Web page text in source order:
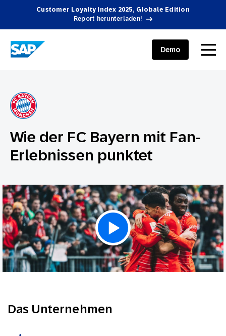
Customer Loyalty Index 2025, Globale Edition
Report herunterladen!
SAP ENGAGEMENT CLOUD menu
Demo
Wie der FC Bayern mit Fan-
Erlebnissen punktet
Das Unternehmen